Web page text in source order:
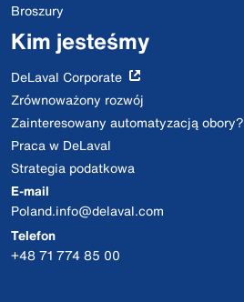
Broszury
Kim jesteśmy
DeLaval Corporate
Zrównoważony rozwój
Zainteresowany automatyzacją obory?
Praca w DeLaval
Strategia podatkowa
E-mail
Poland.info@delaval.com
Telefon
+48 71 774 85 00